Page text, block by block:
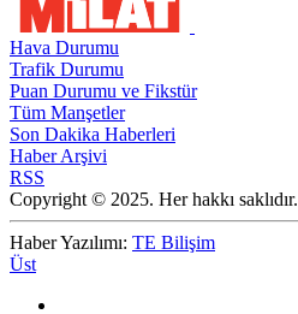
Hava Durumu
Trafik Durumu
Puan Durumu ve Fikstür
Tüm Manşetler
Son Dakika Haberleri
Haber Arşivi
RSS
Copyright © 2025. Her hakkı saklıdır.
Haber Yazılımı: TE Bilişim
Üst